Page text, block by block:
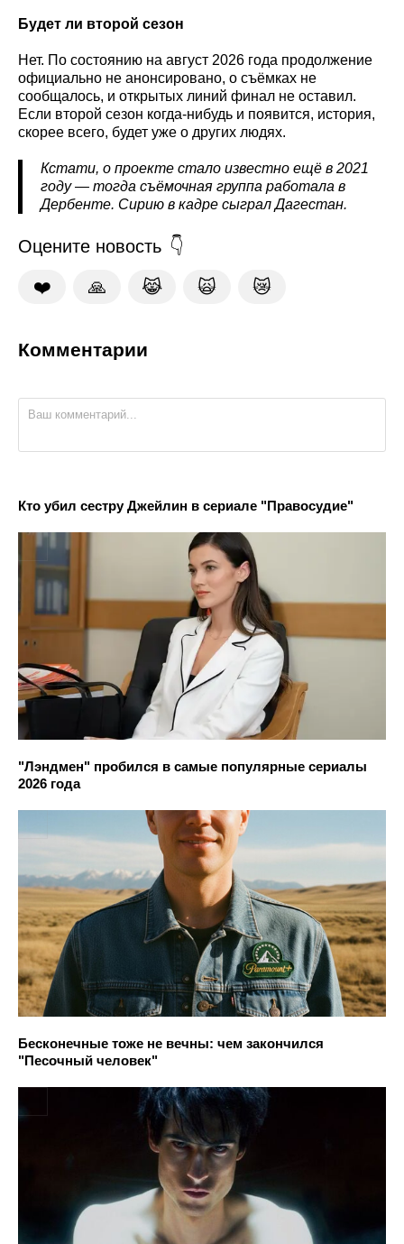
Будет ли второй сезон
Нет. По состоянию на август 2026 года продолжение
официально не анонсировано, о съёмках не
сообщалось, и открытых линий финал не оставил.
Если второй сезон когда-нибудь и появится, история,
скорее всего, будет уже о других людях.
Кстати, о проекте стало известно ещё в 2021
году — тогда съёмочная группа работала в
Дербенте. Сирию в кадре сыграл Дагестан.
Оцените новость
❤️ 🙏 😹 🙀 😿
Комментарии
Кто убил сестру Джейлин в сериале "Правосудие"
"Лэндмен" пробился в самые популярные сериалы
2026 года
Бесконечные тоже не вечны: чем закончился
"Песочный человек"